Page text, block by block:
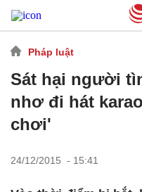
Pháp luật
Sát hại người
nhơ đi hát
chơi'
24/12/2015 - 15:41